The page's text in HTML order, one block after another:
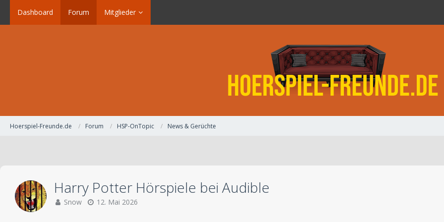
Dashboard Forum Mitglieder
Hoerspiel-Freunde.de Forum HSP-OnTopic News & Gerüchte
Harry Potter Hörspiele bei Audible
Snow 12. Mai 2026